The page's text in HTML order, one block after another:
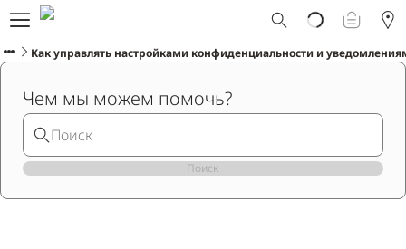
Что такое Ploom AURA?
Каталог
Смарт Апгрейд
Служба поддержки Ploom
Взять в прокат устройство
Фирменные магазины
Как управлять настройками конфиденциальности и
Чем мы можем помочь?
Поиск